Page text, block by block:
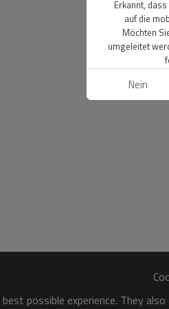
possible experience. They
Erkannt,
auf die
Möchten
umgeleitet
Nein